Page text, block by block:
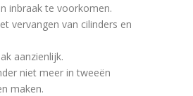
inbraak te voorkomen.
vervangen van cilinders en
aanzienlijk.
niet meer in tweeën
maken.